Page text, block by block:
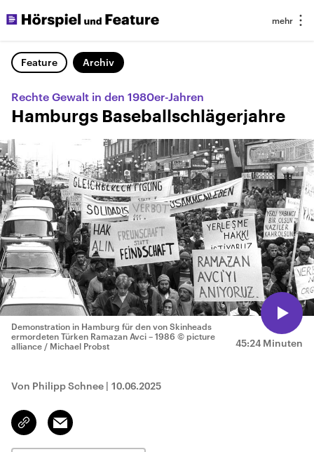
Feature Archiv
Rechte Gewalt in den 1980er-Jahren
Hamburgs Baseballschlägerjahre
45:24 Minuten
Demonstration in Hamburg für den von Skinheads
ermordeten Türken Ramazan Avci – 1986 © picture
alliance / Michael Probst
Von Philipp Schnee | 10.06.2025
Link
kopieren/teilen
Email